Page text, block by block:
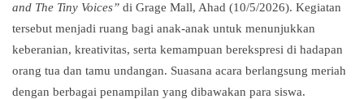
and The Tiny Voices” di Grage Mall, Ahad (10/5/2026). Kegiatan
tersebut menjadi ruang bagi anak-anak untuk menunjukkan
keberanian, kreativitas, serta kemampuan berekspresi di hadapan
orang tua dan tamu undangan. Suasana acara berlangsung meriah
dengan berbagai penampilan yang dibawakan para siswa.